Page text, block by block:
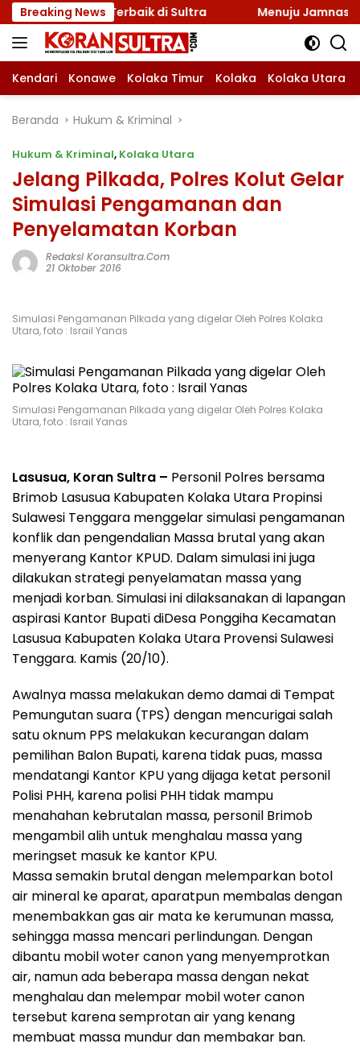
Langsung
ke
konten
Breaking News
Gelar Terbaik di Sultra Menuju Jamnas 2026,
Kendari Konawe Kolaka Timur Kolaka Kolaka Utara
Beranda Hukum & Kriminal
Hukum & Kriminal, Kolaka Utara
Jelang Pilkada, Polres Kolut Gelar
Simulasi Pengamanan dan
Penyelamatan Korban
Redaksi Koransultra.com
21 Oktober 2016
Simulasi Pengamanan Pilkada yang digelar Oleh Polres Kolaka
Utara, foto : Israil Yanas
Simulasi Pengamanan Pilkada yang digelar Oleh Polres Kolaka
Utara, foto : Israil Yanas
Lasusua, Koran Sultra – Personil Polres bersama
Brimob Lasusua Kabupaten Kolaka Utara Propinsi
Sulawesi Tenggara menggelar simulasi pengamanan
konflik dan pengendalian Massa brutal yang akan
menyerang Kantor KPUD. Dalam simulasi ini juga
dilakukan strategi penyelamatan massa yang
menjadi korban. Simulasi ini dilaksanakan di lapangan
aspirasi Kantor Bupati diDesa Ponggiha Kecamatan
Lasusua Kabupaten Kolaka Utara Provensi Sulawesi
Tenggara. Kamis (20/10).
Awalnya massa melakukan demo damai di Tempat
Pemungutan suara (TPS) dengan mencurigai salah
satu oknum PPS melakukan kecurangan dalam
pemilihan Balon Bupati, karena tidak puas, massa
mendatangi Kantor KPU yang dijaga ketat personil
Polisi PHH, karena polisi PHH tidak mampu
menahahan kebrutalan massa, personil Brimob
mengambil alih untuk menghalau massa yang
meringset masuk ke kantor KPU.
Massa semakin brutal dengan melemparkan botol
air mineral ke aparat, aparatpun membalas dengan
menembakkan gas air mata ke kerumunan massa,
sehingga massa mencari perlindungan. Dengan
dibantu mobil woter canon yang menyemprotkan
air, namun ada beberapa massa dengan nekat
menghalau dan melempar mobil woter canon
tersebut karena semprotan air yang kenang
membuat massa mundur dan membakar ban.